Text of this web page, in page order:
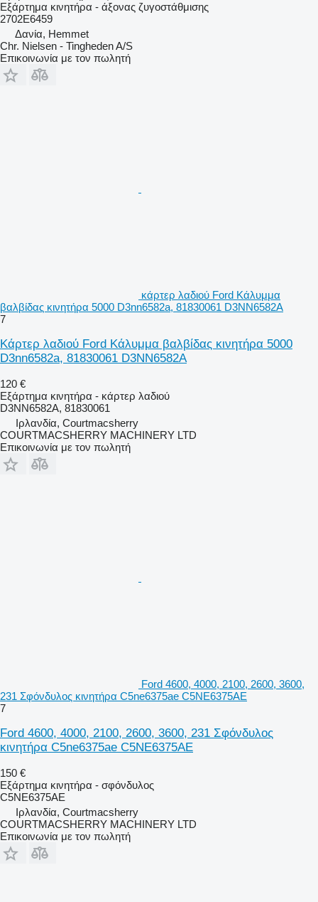
Εξάρτημα κινητήρα - άξονας ζυγοστάθμισης
2702E6459
Δανία, Hemmet
Chr. Nielsen - Tingheden A/S
Επικοινωνία με τον πωλητή
κάρτερ λαδιού Ford Κάλυμμα
βαλβίδας κινητήρα 5000 D3nn6582a, 81830061 D3NN6582A
7
Κάρτερ λαδιού Ford Κάλυμμα βαλβίδας κινητήρα 5000
D3nn6582a, 81830061 D3NN6582A
120 €
Εξάρτημα κινητήρα - κάρτερ λαδιού
D3NN6582A, 81830061
Ιρλανδία, Courtmacsherry
COURTMACSHERRY MACHINERY LTD
Επικοινωνία με τον πωλητή
Ford 4600, 4000, 2100, 2600, 3600,
231 Σφόνδυλος κινητήρα C5ne6375ae C5NE6375AE
7
Ford 4600, 4000, 2100, 2600, 3600, 231 Σφόνδυλος
κινητήρα C5ne6375ae C5NE6375AE
150 €
Εξάρτημα κινητήρα - σφόνδυλος
C5NE6375AE
Ιρλανδία, Courtmacsherry
COURTMACSHERRY MACHINERY LTD
Επικοινωνία με τον πωλητή